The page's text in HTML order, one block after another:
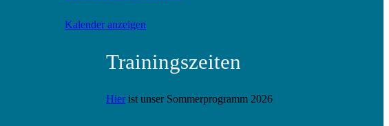
Kalender anzeigen
Trainingszeiten
Hier ist unser Sommerprogramm 2026